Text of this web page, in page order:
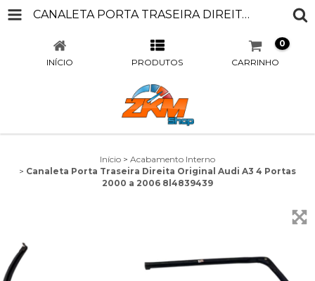
CANALETA PORTA TRASEIRA DIREITA ORIGINAL AUDI A3 4 PORTAS 2000 A 2006 8L4839439
INÍCIO PRODUTOS CARRINHO
0
Início > Acabamento Interno
> Canaleta Porta Traseira Direita Original Audi A3 4 Portas
2000 a 2006 8l4839439